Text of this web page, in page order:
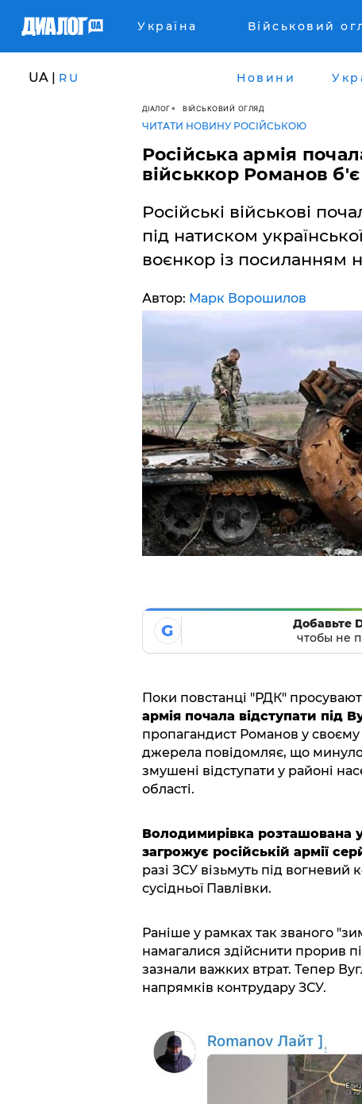
Україна Військовий
UA | RU Новини
ДІАЛОГ ВІЙСЬКОВИЙ ОГЛЯД
ЧИТАТИ НОВИНУ РОСІЙСЬКОЮ
Російська армія
військкор Романов
Російські військові
під натиском
воєнкор із посиланням
Автор: Марк Ворошилов
G
Добавьте
чтобы не
Поки повстанці "РДК"
армія почала відступати під
пропагандист Романов у
джерела повідомляє, що
змушені відступати у районі
області.
Володимирівка розташована
загрожує російській армії
разі ЗСУ візьмуть під вогневий
сусідньої Павлівки.
Раніше у рамках так званого
намагалися здійснити прорив
зазнали важких втрат. Тепер
напрямків контрудару ЗСУ.